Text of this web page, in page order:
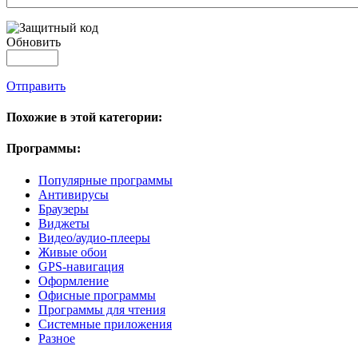
Обновить
Отправить
Похожие в этой категории:
Программы:
Популярные программы
Антивирусы
Браузеры
Виджеты
Видео/аудио-плееры
Живые обои
GPS-навигация
Оформление
Офисные программы
Программы для чтения
Системные приложения
Разное